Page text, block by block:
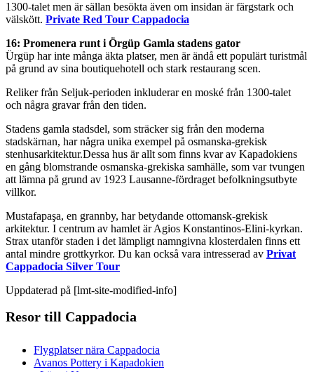
1300-talet men är sällan besökta även om insidan är färgstark och
välskött. Private Red Tour Cappadocia
16: Promenera runt i Örgüp Gamla stadens gator
Ürgüp har inte många äkta platser, men är ändå ett populärt turistmål
på grund av sina boutiquehotell och stark restaurang scen.
Reliker från Seljuk-perioden inkluderar en moské från 1300-talet
och några gravar från den tiden.
Stadens gamla stadsdel, som sträcker sig från den moderna
stadskärnan, har några unika exempel på osmanska-grekisk
stenhusarkitektur.Dessa hus är allt som finns kvar av Kapadokiens
en gång blomstrande osmanska-grekiska samhälle, som var tvungen
att lämna på grund av 1923 Lausanne-fördraget befolkningsutbyte
villkor.
Mustafapaşa, en grannby, har betydande ottomansk-grekisk
arkitektur. I centrum av hamlet är Agios Konstantinos-Elini-kyrkan.
Strax utanför staden i det lämpligt namngivna klosterdalen finns ett
antal mindre grottkyrkor. Du kan också vara intresserad av Privat
Cappadocia Silver Tour
Uppdaterad på [lmt-site-modified-info]
Resor till Cappadocia
Flygplatser nära Cappadocia
Avanos Pottery i Kapadokien